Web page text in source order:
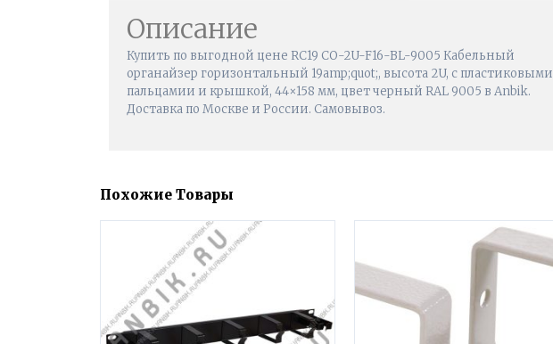
Описание
Купить по выгодной цене RC19 CO-2U-F16-BL-9005 Кабельный
органайзер горизонтальный 19amp;quot;, высота 2U, с пластиковыми
пальцамии и крышкой, 44×158 мм, цвет черный RAL 9005 в Anbik.
Доставка по Москве и России. Самовывоз.
Похожие Товары